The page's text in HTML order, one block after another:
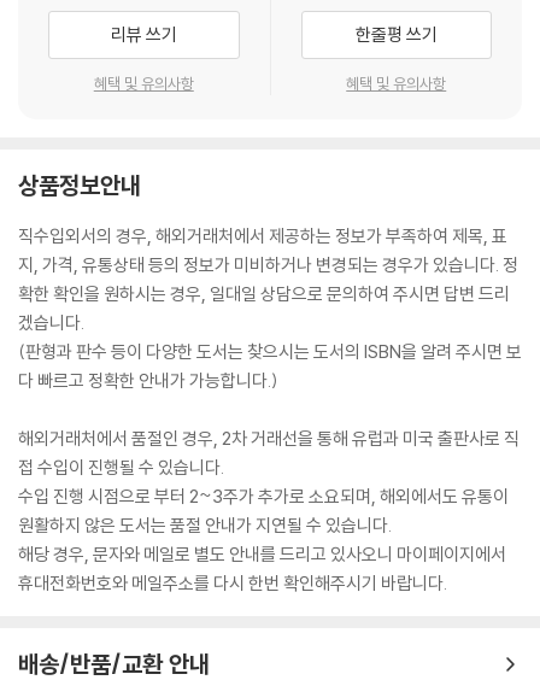
리뷰 쓰기
혜택 및 유의사항
한줄평 쓰기
혜택 및 유의사항
상품정보안내
직수입외서의 경우, 해외거래처에서 제공하는 정보가 부족하여 제목, 표
지, 가격, 유통상태 등의 정보가 미비하거나 변경되는 경우가 있습니다. 정
확한 확인을 원하시는 경우, 일대일 상담으로 문의하여 주시면 답변 드리
겠습니다.
(판형과 판수 등이 다양한 도서는 찾으시는 도서의 ISBN을 알려 주시면 보
다 빠르고 정확한 안내가 가능합니다.)
해외거래처에서 품절인 경우, 2차 거래선을 통해 유럽과 미국 출판사로 직
접 수입이 진행될 수 있습니다.
수입 진행 시점으로 부터 2~3주가 추가로 소요되며, 해외에서도 유통이
원활하지 않은 도서는 품절 안내가 지연될 수 있습니다.
해당 경우, 문자와 메일로 별도 안내를 드리고 있사오니 마이페이지에서
휴대전화번호와 메일주소를 다시 한번 확인해주시기 바랍니다.
배송/반품/교환 안내